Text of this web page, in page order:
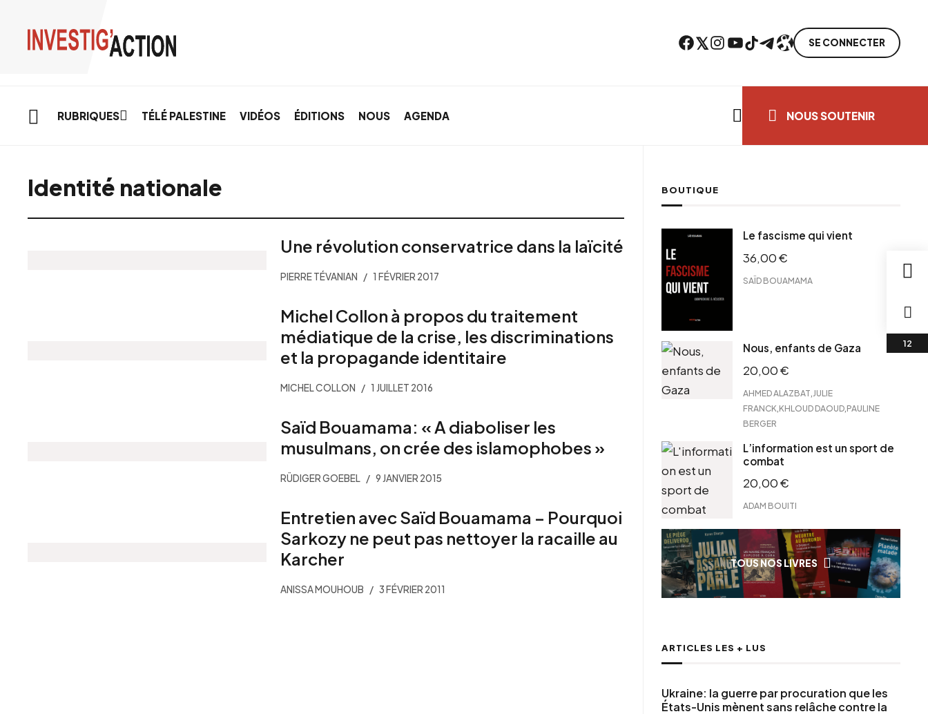
Facebook Twitter Instagram YouTube TikTok TelegramLien SE CONNECTER
RUBRIQUES TÉLÉ PALESTINE VIDÉOS ÉDITIONS NOUS AGENDA NOUS SOUTENIR
Identité nationale
Une révolution conservatrice dans la laïcité
PIERRE TÉVANIAN 1 FÉVRIER 2017
Michel Collon à propos du traitement
médiatique de la crise, les discriminations
et la propagande identitaire
MICHEL COLLON 1 JUILLET 2016
Saïd Bouamama: « A diaboliser les
musulmans, on crée des islamophobes »
RÜDIGER GOEBEL 9 JANVIER 2015
Entretien avec Saïd Bouamama – Pourquoi
Sarkozy ne peut pas nettoyer la racaille au
Karcher
ANISSA MOUHOUB 3 FÉVRIER 2011
BOUTIQUE
Le fascisme qui vient
36,00€
SAÏD BOUAMAMA
Nous, enfants de Gaza
20,00€
AHMED ALAZBAT JULIE
FRANCK KHLOUD DAOUD PAULINE
BERGER
L’information est un sport de
combat
20,00€
ADAM BOUITI
TOUS NOS LIVRES
ARTICLES LES + LUS
Ukraine: la guerre par procuration que les
États-Unis mènent sans relâche contre la